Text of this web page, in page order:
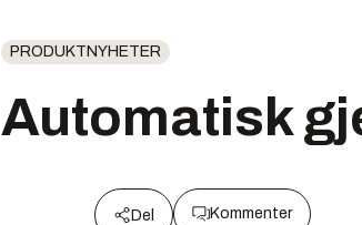
PRODUKTNYHETER
Automatisk
Del Kommenter